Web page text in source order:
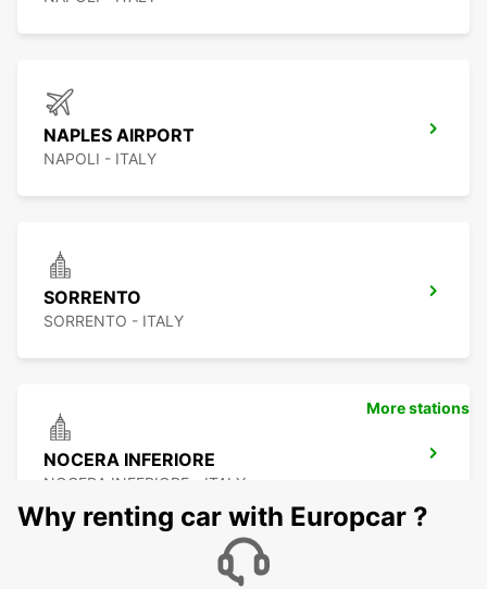
NAPLES AIRPORT
NAPOLI - ITALY
SORRENTO
SORRENTO - ITALY
NOCERA INFERIORE
NOCERA INFERIORE - ITALY
More stations
Why renting car with Europcar ?